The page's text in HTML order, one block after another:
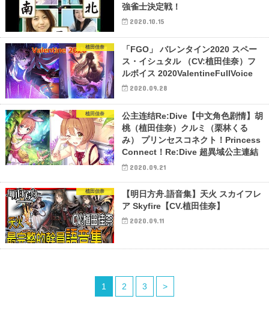
強雀士決定戦！
2020.10.15
植田佳奈
「FGO」 バレンタイン2020 スペー
ス・イシュタル （CV:植田佳奈）フ
ルボイス 2020ValentineFullVoice
2020.09.28
植田佳奈
公主连结Re:Dive【中文角色剧情】胡
桃（植田佳奈）クルミ（栗林くる
み） プリンセスコネクト！Princess
Connect！Re:Dive 超異域公主連結
2020.09.21
植田佳奈
【明日方舟.語音集】天火 スカイフレ
ア Skyfire【CV.植田佳奈】
2020.09.11
1 2 3 >